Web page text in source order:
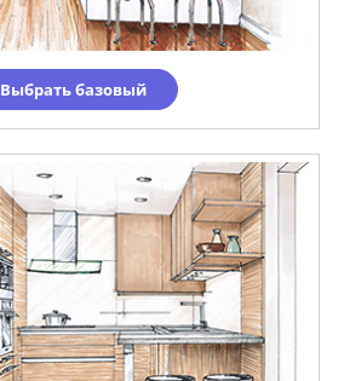
Выбрать базовый